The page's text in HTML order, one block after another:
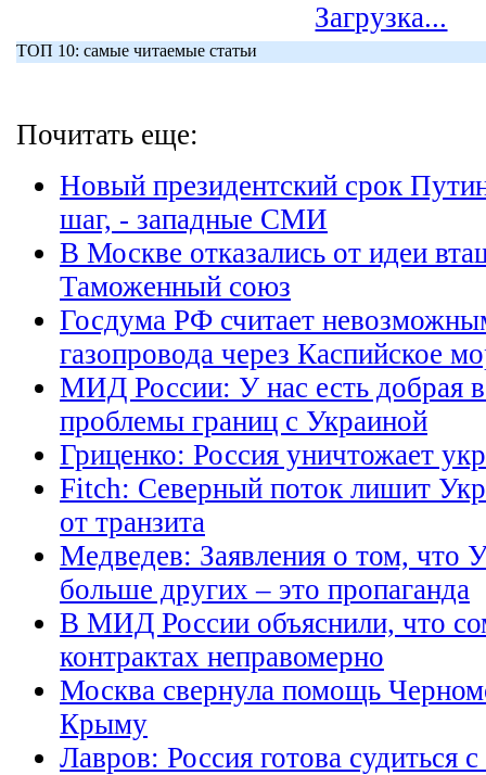
Загрузка...
ТОП 10: самые читаемые статьи
Почитать еще:
Новый президентский срок
шаг, - западные СМИ
В Москве отказались от идеи
Таможенный союз
Госдума РФ считает
газопровода через Каспийское
МИД России: У нас есть добрая
проблемы границ с Украиной
Гриценко: Россия уничтожает
Fitch: Северный поток лишит
от транзита
Медведев: Заявления о том, что
больше других – это пропаганда
В МИД России объяснили, что
контрактах неправомерно
Москва свернула помощь
Крыму
Лавров: Россия готова судиться